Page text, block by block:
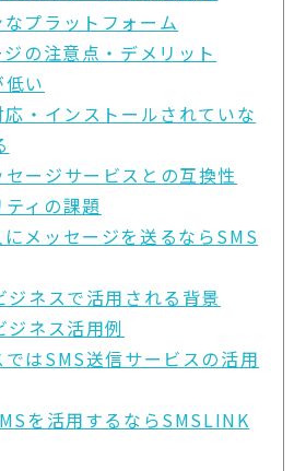
プラットフォーム
の注意点・デメリット
い
応・インストールされていな
ージサービスとの互換性
ィの課題
メッセージを送るならSMS
ジネスで活用される背景
ジネス活用例
ではSMS送信サービスの活用
を活用するならSMSLINK